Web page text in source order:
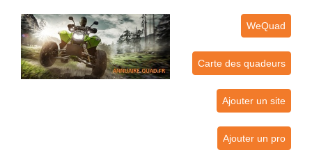
WeQuad
Carte des quadeurs
Ajouter un site
Ajouter un pro